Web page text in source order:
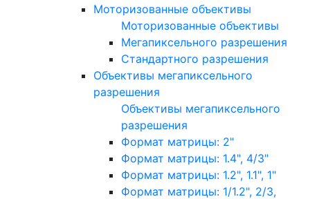
Моторизованные объективы
Моторизованные объективы
Мегапиксельного разрешения
Стандартного разрешения
Объективы мегапиксельного
разрешения
Объективы мегапиксельного
разрешения
Формат матрицы: 2"
Формат матрицы: 1.4", 4/3"
Формат матрицы: 1.2", 1.1", 1"
Формат матрицы: 1/1.2", 2/3,